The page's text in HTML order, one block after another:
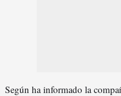
Según ha informado la